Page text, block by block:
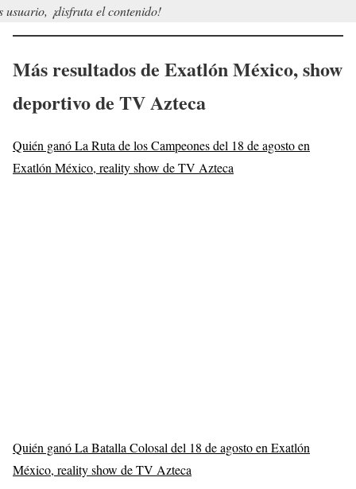
usuario, ¡disfruta el contenido!
Más resultados de Exatlón México, show
deportivo de TV Azteca
Quién ganó La Ruta de los Campeones del 18 de agosto en
Exatlón México, reality show de TV Azteca
Quién ganó La Batalla Colosal del 18 de agosto en Exatlón
México, reality show de TV Azteca